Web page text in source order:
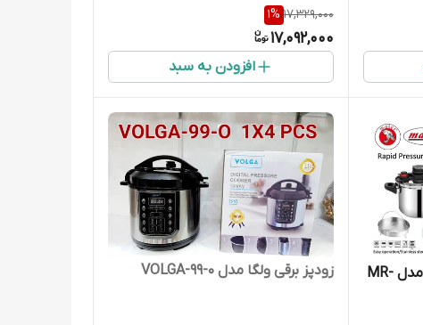
17,329,000
1%
17,092,000
افزودن به سبد
زودپز کلیپسی 5/5 لیتر مایر مدل MR-
زودپز برقی ولگا مدل VOLGA-99-0